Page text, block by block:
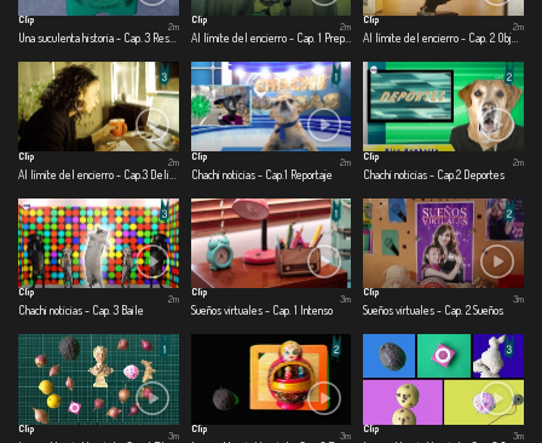
Clip
2m
Clip
Al límite del encierro - Cap. 1 Preparado para la guerra
2m
Clip
2m
Clip
2m
Clip
Chachi noticias - Cap.1 Reportaje
2m
Clip
Chachi noticias - Cap.2 Deportes
2m
Clip
Chachi noticias - Cap. 3 Baile
2m
Clip
Sueños virtuales - Cap. 1 Intenso
3m
Clip
Sueños virtuales - Cap. 2 Sueños
3m
Clip
3m
Clip
3m
Clip
3m